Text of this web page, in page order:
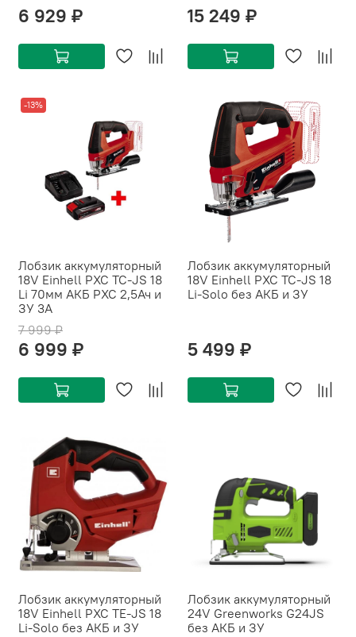
6 929 ₽ 15 249 ₽
-13%
Лобзик аккумуляторный
18V Einhell PXC TC-JS 18
Li 70мм АКБ PXC 2,5Ач и
ЗУ 3А
7 999 ₽
6 999 ₽
Лобзик аккумуляторный
18V Einhell PXC TC-JS 18
Li-Solo без АКБ и ЗУ
5 499 ₽
Лобзик аккумуляторный
18V Einhell PXC TE-JS 18
Li-Solo без АКБ и ЗУ
Лобзик аккумуляторный
24V Greenworks G24JS
без АКБ и ЗУ